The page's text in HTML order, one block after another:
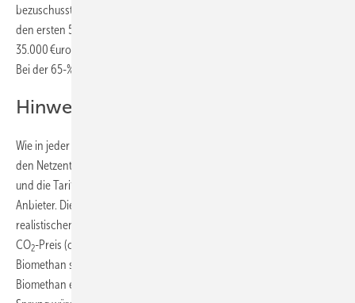
bezuschusst. Der Umstieg wäre aus finanzieller Sicht günstiger, nur in
den ersten 5 Jahren wäre bei den hohen Umstiegskosten von
35.000 €uro die „Jahresrechnung“ etwas höher als die Bio-Treppe.
Bei der 65-%-EE-Regelung würde es diese Täuschung nicht geben.
Hinweise zur Übertragbarkeit
Wie in jeder Gemeinde werden auch in Stuttgart die Energietarife von
den Netzentgelten geprägt, für Erdgas sind sie vergleichsweise hoch
und die Tarife der Stadtwerke Stuttgart liegen über denen alternativer
Anbieter. Die Gastarife haben für Biomethan rechnerisch einen
realistischen Abstand von 5,27 Ct/kWh (brutto) gegenüber Erdgas inkl.
CO2-Preis (ohne CO
Biomethan sind untereinander konsistent, sie liegen jedoch bei 0 %
Biomethan etwa 1,6 Ct/kWh über dem Erdgastarif. Ohne diesen